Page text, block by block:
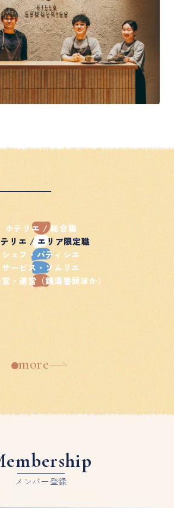
ホテリエ / 総合職
リエ / エリア限定職
シェフ・パティシエ
サービス・ソムリエ
・運営（銭湯番頭ほか）
more
メンバー登録